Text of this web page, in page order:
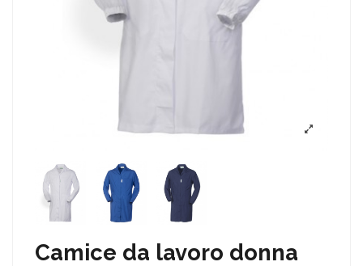
Camice da lavoro donna